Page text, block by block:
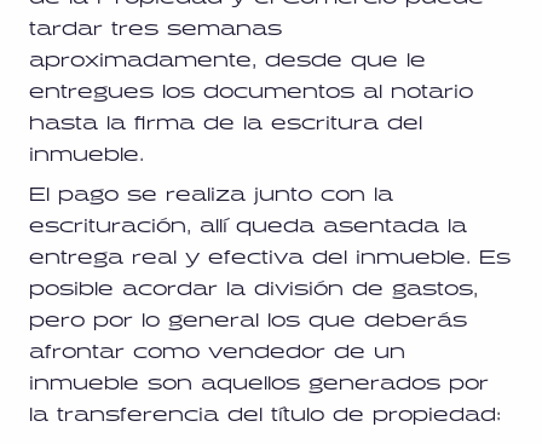
tardar tres semanas
aproximadamente, desde que le
entregues los documentos al notario
hasta la firma de la escritura del
inmueble.
El pago se realiza junto con la
escrituración, allí queda asentada la
entrega real y efectiva del inmueble. Es
posible acordar la división de gastos,
pero por lo general los que deberás
afrontar como vendedor de un
inmueble son aquellos generados por
la transferencia del título de propiedad: